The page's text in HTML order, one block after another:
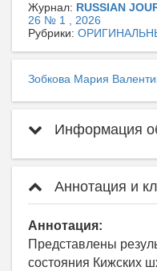
Журнал: RUSSIAN
26 № 1 , 2026
Рубрики:
Зобкова Мария
Информация
Аннотация и
Аннотация:
Представлены
состояния Кижских